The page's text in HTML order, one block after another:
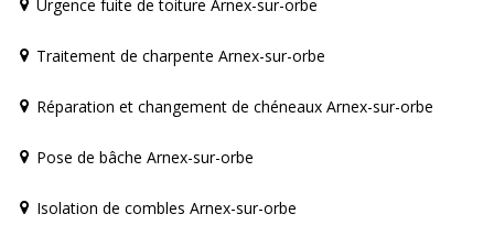
Urgence fuite de toiture Arnex-sur-orbe
Traitement de charpente Arnex-sur-orbe
Réparation et changement de chéneaux Arnex-sur-orbe
Pose de bâche Arnex-sur-orbe
Isolation de combles Arnex-sur-orbe